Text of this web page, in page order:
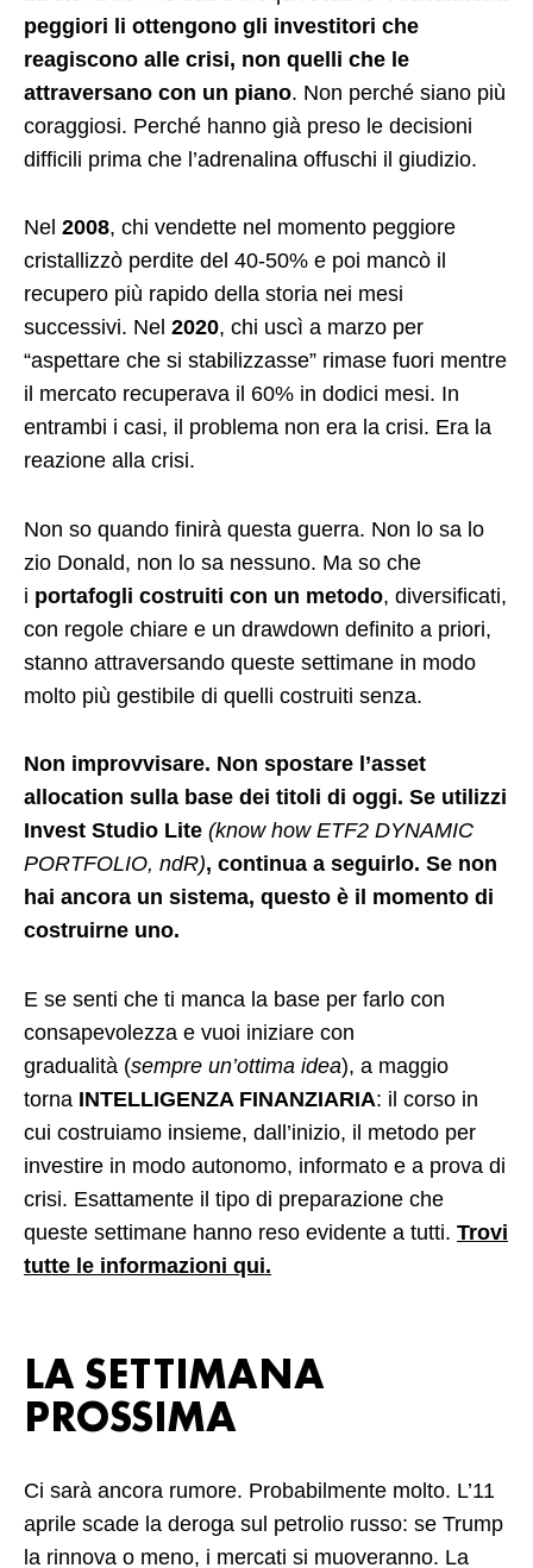
peggiori li ottengono gli investitori che
reagiscono alle crisi, non quelli che le
attraversano con un piano. Non perché siano più
coraggiosi. Perché hanno già preso le decisioni
difficili prima che l’adrenalina offuschi il giudizio.
Nel 2008, chi vendette nel momento peggiore
cristallizzò perdite del 40-50% e poi mancò il
recupero più rapido della storia nei mesi
successivi. Nel 2020, chi uscì a marzo per
“aspettare che si stabilizzasse” rimase fuori mentre
il mercato recuperava il 60% in dodici mesi. In
entrambi i casi, il problema non era la crisi. Era la
reazione alla crisi.
Non so quando finirà questa guerra. Non lo sa lo
zio Donald, non lo sa nessuno. Ma so che
i portafogli costruiti con un metodo, diversificati,
con regole chiare e un drawdown definito a priori,
stanno attraversando queste settimane in modo
molto più gestibile di quelli costruiti senza.
Non improvvisare. Non spostare l’asset
allocation sulla base dei titoli di oggi. Se utilizzi
Invest Studio Lite (know how ETF2 DYNAMIC
PORTFOLIO, ndR), continua a seguirlo. Se non
hai ancora un sistema, questo è il momento di
costruirne uno.
E se senti che ti manca la base per farlo con
consapevolezza e vuoi iniziare con
gradualità (sempre un’ottima idea), a maggio
torna INTELLIGENZA FINANZIARIA: il corso in
cui costruiamo insieme, dall’inizio, il metodo per
investire in modo autonomo, informato e a prova di
crisi. Esattamente il tipo di preparazione che
queste settimane hanno reso evidente a tutti. Trovi
tutte le informazioni qui.
LA SETTIMANA
PROSSIMA
Ci sarà ancora rumore. Probabilmente molto. L’11
aprile scade la deroga sul petrolio russo: se Trump
la rinnova o meno, i mercati si muoveranno. La